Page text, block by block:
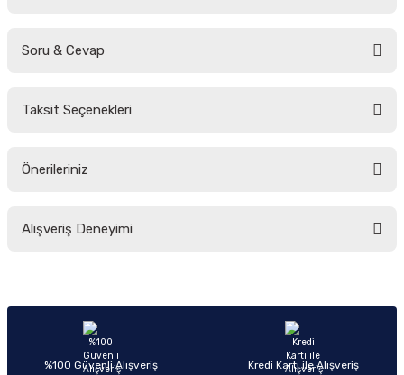
Soru & Cevap
Taksit Seçenekleri
Önerileriniz
yetersiz gördüğünüz noktaları öneri formunu kullanarak tarafımıza
Ürün açıklamasında eksik bilgiler bulunuyor.
Ürün bilgilerinde hatalar bulunuyor.
Alışveriş Deneyimi
Sitemize ilk yorumu siz yapın!
%100 Güvenli Alışveriş Kredi Kartı ile Alışveriş